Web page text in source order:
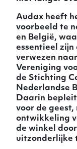
Audax heeft
voorbeeld te
en België,
essentieel
verwezen
Vereniging
de Stichting
Nederlandse
Daarin
voor de geest,
ontwikkeling
de winkel
uitzonderlijke